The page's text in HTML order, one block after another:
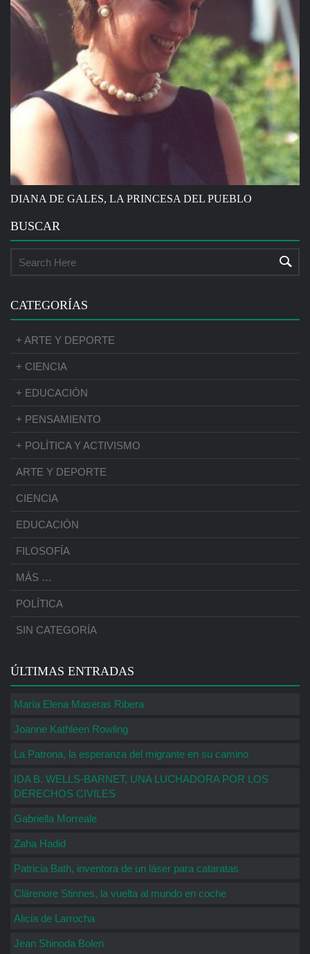
DIANA DE GALES, LA PRINCESA DEL PUEBLO
BUSCAR
CATEGORÍAS
+ ARTE Y DEPORTE
+ CIENCIA
+ EDUCACIÓN
+ PENSAMIENTO
+ POLÍTICA Y ACTIVISMO
ARTE Y DEPORTE
CIENCIA
EDUCACIÓN
FILOSOFÍA
MÁS …
POLÍTICA
SIN CATEGORÍA
ÚLTIMAS ENTRADAS
María Elena Maseras Ribera
Joanne Kathleen Rowling
La Patrona, la esperanza del migrante en su camino
IDA B. WELLS-BARNET, UNA LUCHADORA POR LOS
DERECHOS CIVILES
Gabriella Morreale
Zaha Hadid
Patricia Bath, inventora de un láser para cataratas
Clärenore Stinnes, la vuelta al mundo en coche
Alicia de Larrocha
Jean Shinoda Bolen